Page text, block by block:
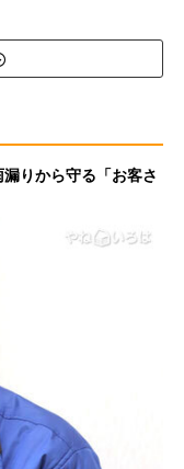
りから守る「お客さ